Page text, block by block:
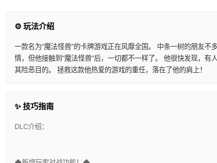
⚙️ 玩法介绍
一款名为“魔法怪兽”的卡牌游戏正在风靡全国。 中条一树的朋友不
情，但他接触到“魔法怪兽”后，一切都不一样了。 他很快发现，有
其险恶目的。 拯救这款他热爱的游戏的重任，落在了他的肩上！
✨ 技巧指南
DLC介绍：